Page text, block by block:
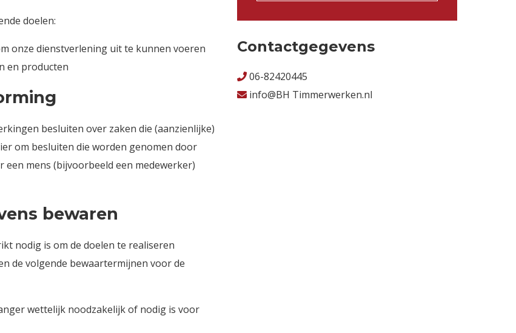
doelen:
onze dienstverlening uit te kunnen voeren
en producten
besluiten over zaken die (aanzienlijke)
om besluiten die worden genomen door
mens (bijvoorbeeld een medewerker)
bewaren
nodig is om de doelen te realiseren
de volgende bewaartermijnen voor de
wettelijk noodzakelijk of nodig is voor
Contactgegevens
06-82420445
info@BH Timmerwerken.nl